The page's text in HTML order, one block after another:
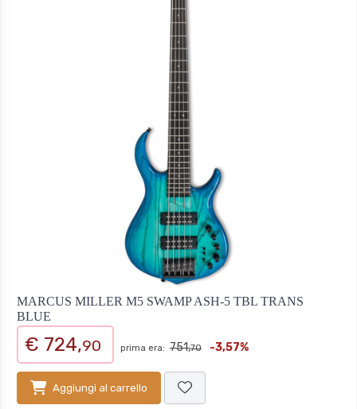
MARCUS MILLER M5 SWAMP ASH-5 TBL TRANS
BLUE
€ 724,90 prima era: 751,70 -3,57%
Aggiungi al carrello